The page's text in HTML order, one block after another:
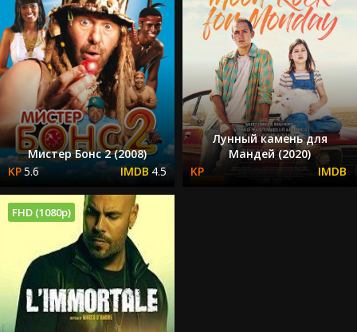
Мистер Бонс 2 (2008)
5.6
4.5
Лунный камень для
Мандей (2020)
FHD (1080p)